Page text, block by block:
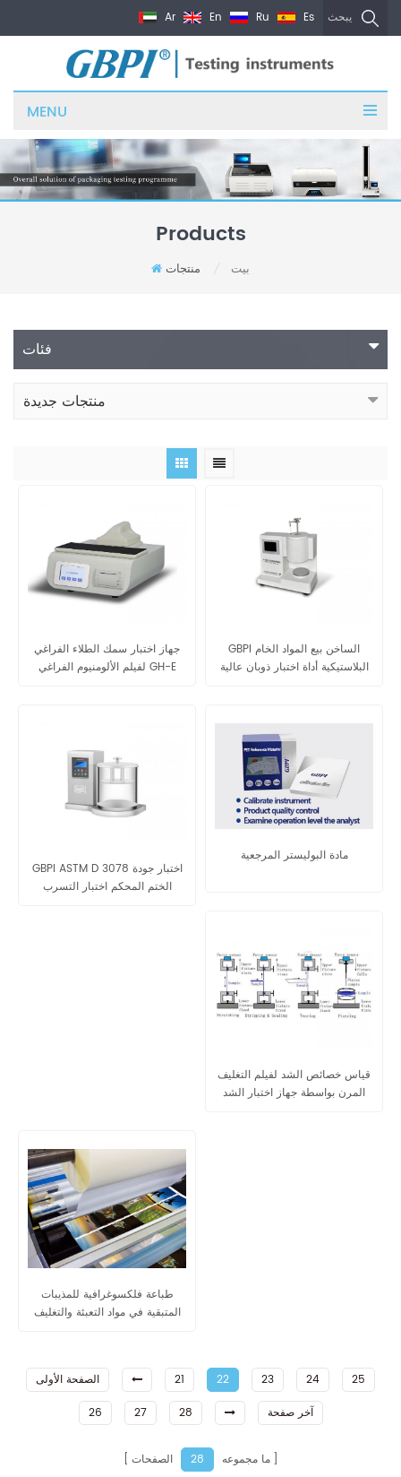
يبحث Ar En Ru Es
MENU
Products
بيت منتجات
فئات
منتجات جديدة
جهاز اختبار سمك الطلاء الفراغي
لفيلم الألومنيوم الفراغي GH-E
GBPI الساخن بيع المواد الخام
البلاستيكية أداة اختبار ذوبان عالية
GBPI ASTM D 3078 اختبار جودة
الختم المحكم اختبار التسرب
مادة البوليستر المرجعية
قياس خصائص الشد لفيلم التغليف
المرن بواسطة جهاز اختبار الشد
طباعة فلكسوغرافية للمذيبات
المتبقية في مواد التعبئة والتغليف
الصفحة الأولى 21 22 23 24
25
26
27 28 آخر صفحة
ما مجموعه 28 الصفحات